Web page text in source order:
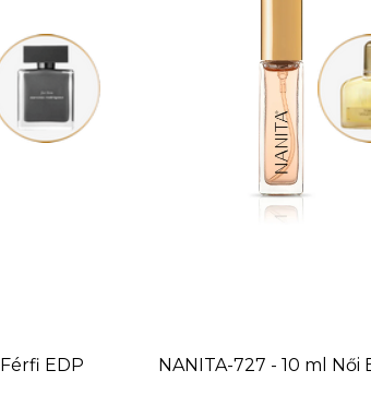
Férfi EDP NANITA-727 - 10 ml Női